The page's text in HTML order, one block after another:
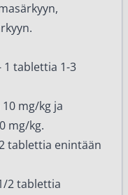
1 tablettia 1-3
mg/kg ja
mg/kg.
tablettia enintään
2 tablettia